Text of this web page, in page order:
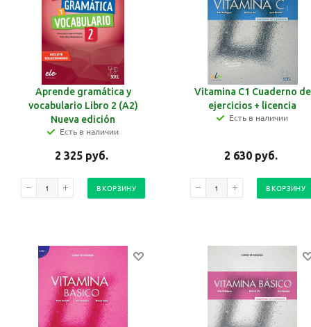
Aprende gramática y
vocabulario Libro 2 (A2)
Nueva edición
Есть в наличии
2 325 руб.
В КОРЗИНУ
Vitamina C1 Cuaderno de
ejercicios + licencia
Есть в наличии
2 630 руб.
В КОРЗИНУ